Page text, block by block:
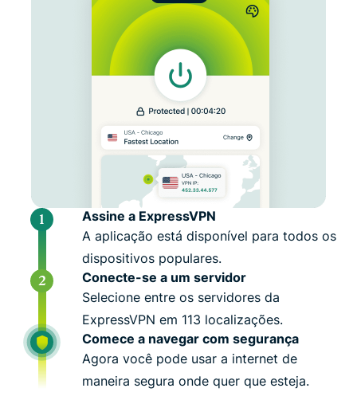
Assine a ExpressVPN
A aplicação está disponível para todos os
dispositivos populares.
Conecte-se a um servidor
Selecione entre os servidores da
ExpressVPN em 113 localizações.
Comece a navegar com segurança
Agora você pode usar a internet de
maneira segura onde quer que esteja.